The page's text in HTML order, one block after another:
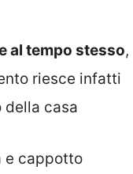
al tempo stesso,
riesce infatti
della casa
e cappotto